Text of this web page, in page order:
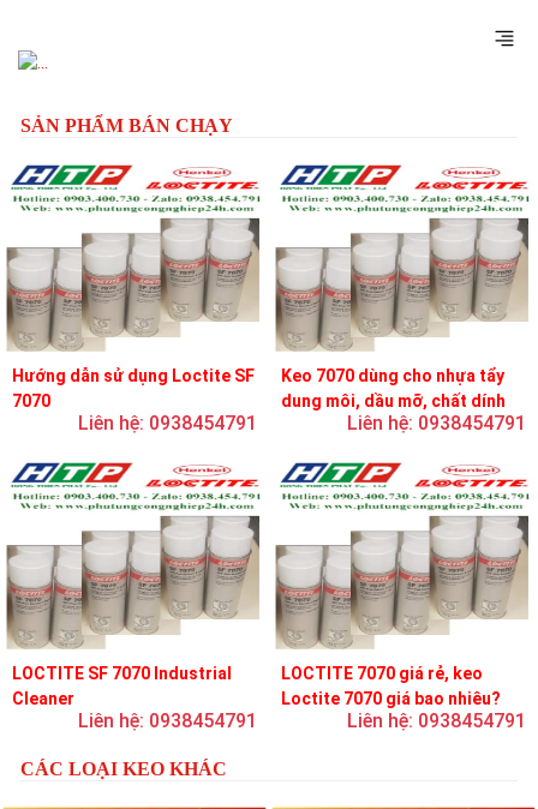
SẢN PHẨM BÁN CHẠY
Hướng dẫn sử dụng Loctite SF
7070
Liên hệ: 0938454791
Keo 7070 dùng cho nhựa tẩy
dung môi, dầu mỡ, chất dính
và chất bôi trơnLiên hệ: 0938454791
LOCTITE SF 7070 Industrial
Cleaner
Liên hệ: 0938454791
LOCTITE 7070 giá rẻ, keo
Loctite 7070 giá bao nhiêu?
Liên hệ: 0938454791
CÁC LOẠI KEO KHÁC